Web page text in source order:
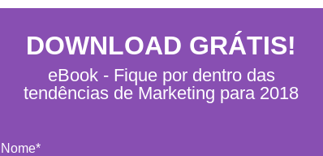
DOWNLOAD GRÁTIS!
eBook - Fique por dentro das
tendências de Marketing para 2018
Nome*